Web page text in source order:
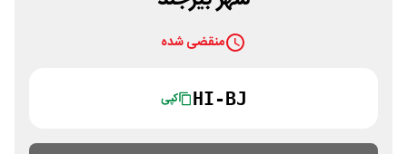
منقضی شده
HI-BJ کپی